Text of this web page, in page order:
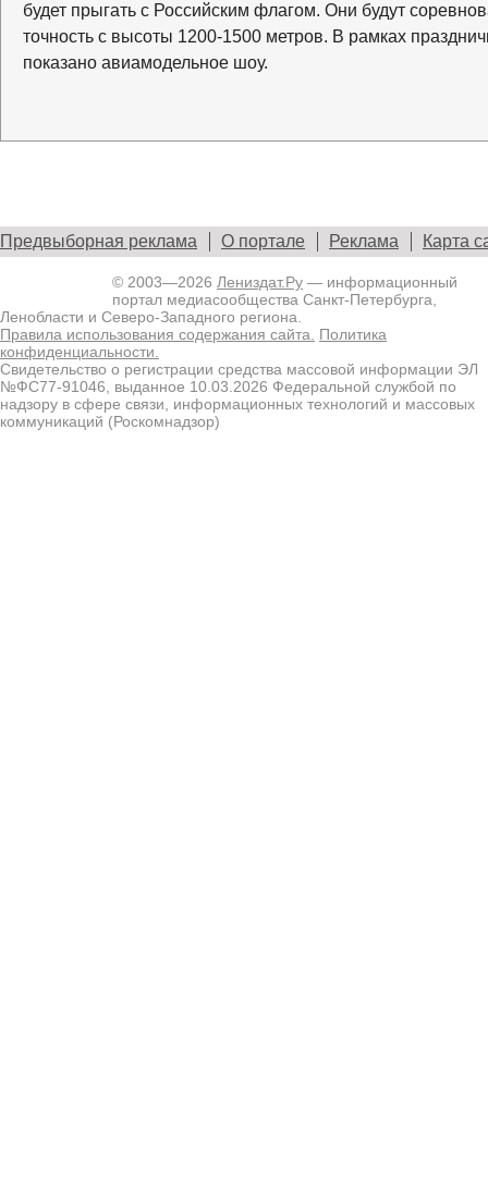
будет прыгать с Российским флагом. Они будут
точность с высоты 1200-1500 метров. В рамках
показано авиамодельное шоу.
Предвыборная реклама О портале Реклама Карта
© 2003—2026 Лениздат.Ру — информационный
портал медиасообщества Санкт-Петербурга,
Ленобласти и Северо-Западного региона.
Правила использования содержания сайта.
Политика
конфиденциальности.
Свидетельство о регистрации средства массовой информации ЭЛ
№ФС77-91046, выданное 10.03.2026 Федеральной службой по
надзору в сфере связи, информационных технологий и массовых
коммуникаций (Роскомнадзор)